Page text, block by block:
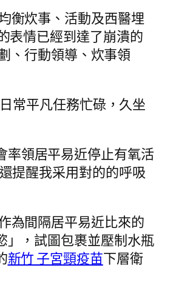
衡炊事、活動及西醫埋
表情已經到達了崩潰的
、行動領導、炊事領
常平凡任務忙碌，久坐
率領居平易近停止有氧活
提醒我采用對的的呼吸
為間隔居平易近比來的
」，試圖包裹並壓制水瓶
新竹 子宮頸疫苗下層衛